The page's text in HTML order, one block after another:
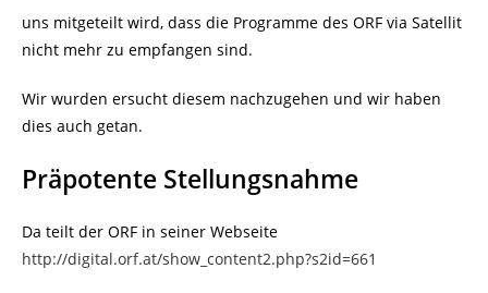
uns mitgeteilt wird, dass die Programme des ORF via Satellit
nicht mehr zu empfangen sind.
Wir wurden ersucht diesem nachzugehen und wir haben
dies auch getan.
Präpotente Stellungsnahme
Da teilt der ORF in seiner Webseite
http://digital.orf.at/show_content2.php?s2id=661